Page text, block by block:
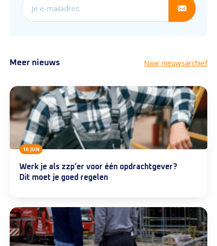
Schrijf je in voor onze
Meer nieuws Naar nieuwsarchief
16 JUN
Werk je als zzp’er voor één opdrachtgever?
Dit moet je goed regelen